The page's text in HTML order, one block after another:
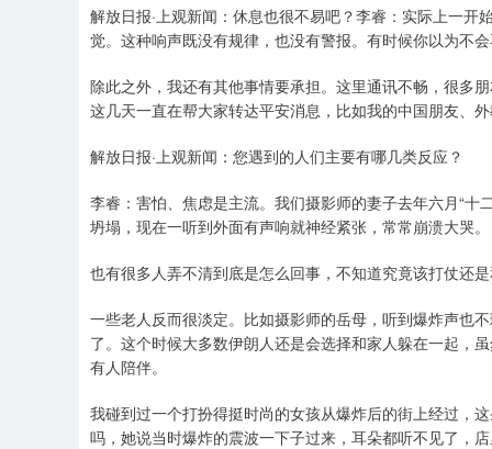
解放日报·上观新闻：休息也很不易吧？李睿：实际上一
觉。这种响声既没有规律，也没有警报。有时候你以为不
除此之外，我还有其他事情要承担。这里通讯不畅，很多
这几天一直在帮大家转达平安消息，比如我的中国朋友、
解放日报·上观新闻：您遇到的人们主要有哪几类反应？
李睿：害怕、焦虑是主流。我们摄影师的妻子去年六月“
坍塌，现在一听到外面有声响就神经紧张，常常崩溃大哭。
也有很多人弄不清到底是怎么回事，不知道究竟该打仗还
一些老人反而很淡定。比如摄影师的岳母，听到爆炸声也
了。这个时候大多数伊朗人还是会选择和家人躲在一起，
有人陪伴。
我碰到过一个打扮得挺时尚的女孩从爆炸后的街上经过，
吗，她说当时爆炸的震波一下子过来，耳朵都听不见了，